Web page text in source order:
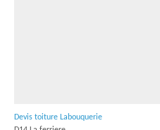
Devis toiture Labouquerie